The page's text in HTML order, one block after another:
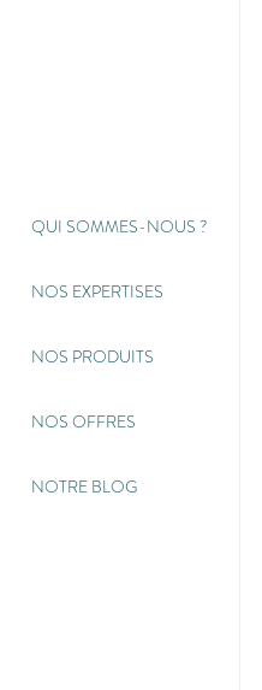
QUI SOMMES-NOUS ?
NOS EXPERTISES
NOS PRODUITS
NOS OFFRES
NOTRE BLOG